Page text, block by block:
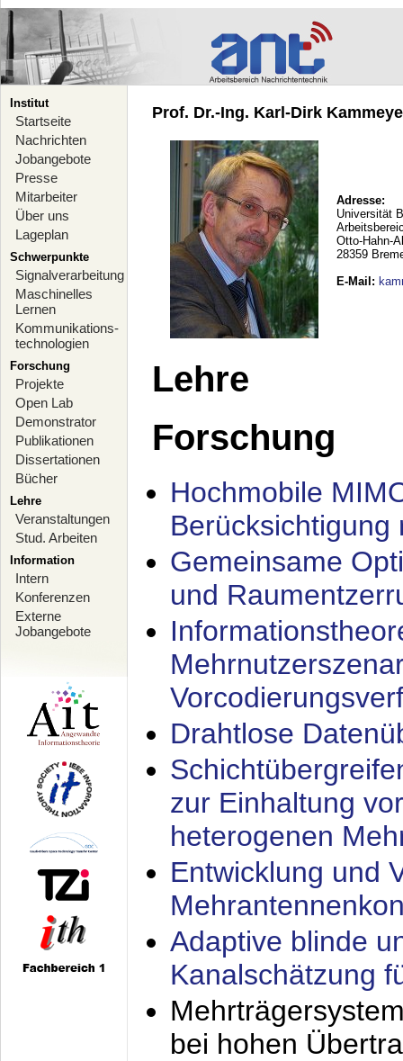
Institut
Startseite
Nachrichten
Jobangebote
Presse
Mitarbeiter
Über uns
Lageplan
Schwerpunkte
Signalverarbeitung
Maschinelles
Lernen
Kommunikations-
technologien
Forschung
Projekte
Open Lab
Demonstrator
Publikationen
Dissertationen
Bücher
Lehre
Veranstaltungen
Stud. Arbeiten
Information
Intern
Konferenzen
Externe
Jobangebote
Prof. Dr.-Ing. Karl-Dirk
Adresse:
Universität
Otto-Hahn-
28359
E-Mail :
Lehre
Forschung
Hochmobile
Berücksichtigung
Gemeinsame
und
Drahtlose
zur Einhaltung
heterogenen
Entwicklung und
Adaptive blinde
Kanalschätzung
bei hohen